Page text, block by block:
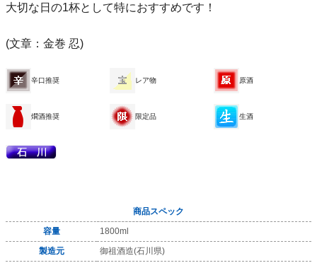
大切な日の1杯として特におすすめです！
(文章：金巻 忍)
辛口推奨 レア物 原酒
燗酒推奨 限定品 生酒
商品スペック
容量
1800ml
製造元
御祖酒造(石川県)